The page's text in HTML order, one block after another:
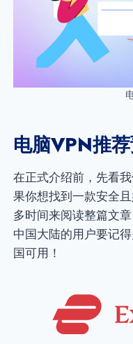
电脑VPN推荐
在正式介绍前，先看
果你想找到一款安全
多时间来阅读整篇文
中国大陆的用户要记
国可用！